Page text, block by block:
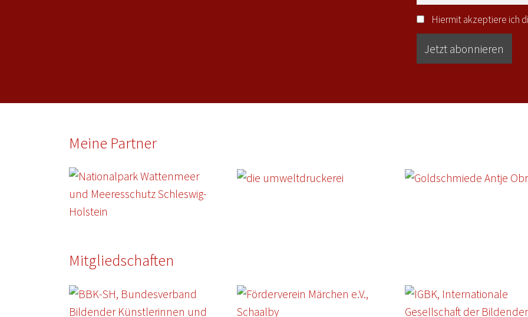
Hiermit akzeptiere ich
Meine Partner
Mitgliedschaften